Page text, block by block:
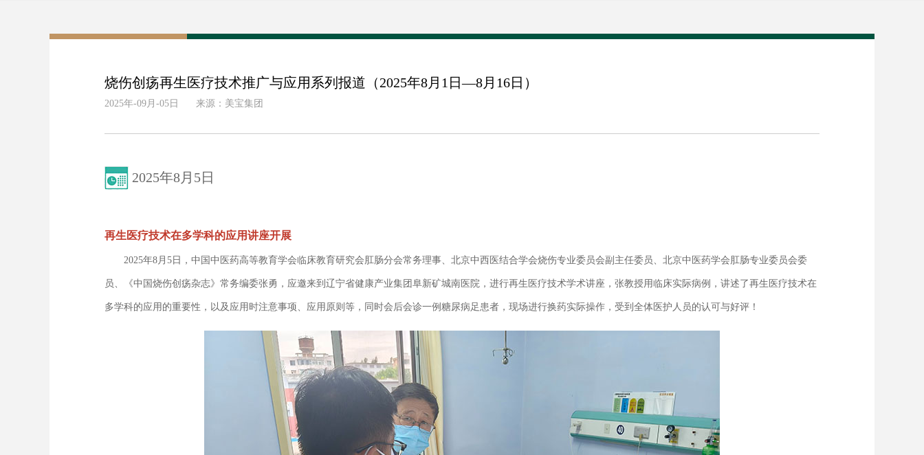
烧伤创疡再生医疗技术推广与应用系列报道（2025年8月1日—8月16日）
2025年-09月-05日 来源：美宝集团
2025年8月5日
再生医疗技术在多学科的应用讲座开展
2025年8月5日，中国中医药高等教育学会临床教育研究会肛肠分会常务理事、北京中西医结合学会烧伤专业委员会副主任委员、北京中医药学会肛肠专业委员会委
员、《中国烧伤创疡杂志》常务编委张勇，应邀来到辽宁省健康产业集团阜新矿城南医院，进行再生医疗技术学术讲座，张教授用临床实际病例，讲述了再生医疗技术在
多学科的应用的重要性，以及应用时注意事项、应用原则等，同时会后会诊一例糖尿病足患者，现场进行换药实际操作，受到全体医护人员的认可与好评！